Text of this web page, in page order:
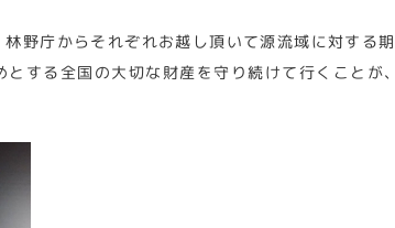
野庁からそれぞれお越し頂いて源流域に対する期
する全国の大切な財産を守り続けて行くことが